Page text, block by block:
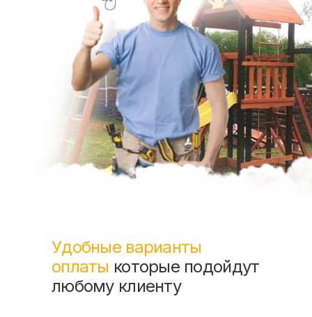
Удобные варианты
оплаты которые подойдут
любому клиенту